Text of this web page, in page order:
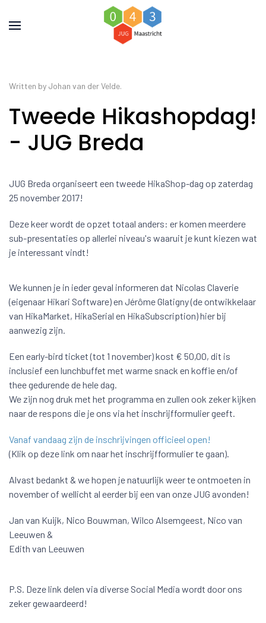
Written by Johan van der Velde.
Tweede Hikashopdag!
- JUG Breda
JUG Breda organiseert een tweede HikaShop-dag op zaterdag
25 november 2017!
Deze keer wordt de opzet totaal anders: er komen meerdere
sub-presentaties op allerlei niveau's waaruit je kunt kiezen wat
je interessant vindt!
We kunnen je in ieder geval informeren dat Nicolas Claverie
(eigenaar Hikari Software) en Jérôme Glatigny (de ontwikkelaar
van HikaMarket, HikaSerial en HikaSubscription) hier bij
aanwezig zijn.
Een early-bird ticket (tot 1 november) kost € 50,00, dit is
inclusief een lunchbuffet met warme snack en koffie en/of
thee gedurende de hele dag.
We zijn nog druk met het programma en zullen ook zeker kijken
naar de respons die je ons via het inschrijfformulier geeft.
Vanaf vandaag zijn de inschrijvingen officieel open!
(Klik op deze link om naar het inschrijfformulier te gaan).
Alvast bedankt & we hopen je natuurlijk weer te ontmoeten in
november of wellicht al eerder bij een van onze JUG avonden!
Jan van Kuijk, Nico Bouwman, Wilco Alsemgeest, Nico van
Leeuwen &
Edith van Leeuwen
P.S. Deze link delen via diverse Social Media wordt door ons
zeker gewaardeerd!